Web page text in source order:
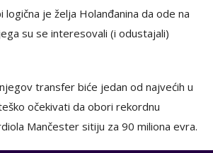
logična je želja Holanđanina da ode na
su se interesovali (i odustajali)
transfer biće jedan od najvećih u
očekivati da obori rekordnu
Mančester sitiju za 90 miliona evra.